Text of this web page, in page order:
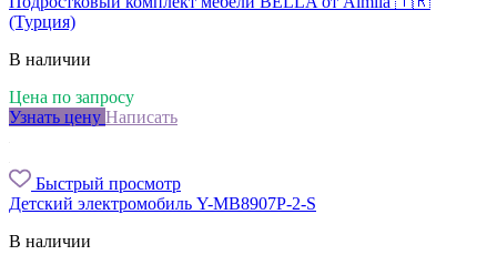
(Турция)
В наличии
Цена по запросу
Узнать цену Написать
Быстрый просмотр
Детский электромобиль Y-MB8907P-2-S
В наличии